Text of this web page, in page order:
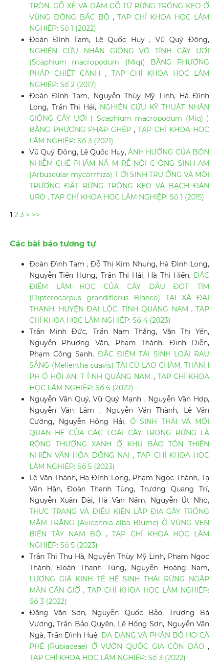
TRÒN, GỖ XẺ VÀ DĂM GỖ TỪ RỪNG TRỒNG KEO Ở
VÙNG ĐÔNG BẮC BỘ ,TẠP CHÍ KHOA HỌC LÂM
NGHIỆP: Số 1 (2022)
Đoàn Đình Tam, Lê Quốc Huy , Vũ Quý Đông,
NGHIÊN CỨU NHÂN GIỐNG VÔ TÍNH CÂY ƯƠI
(Scaphium macropodum (Miq)) BẰNG PHƯƠNG
PHÁP CHIẾT CÀNH ,TẠP CHÍ KHOA HỌC LÂM
NGHIỆP: Số 2 (2017)
Đoàn Đình Tam, Nguyễn Thùy Mỹ Linh, Hà Đình
Long, Trần Thị Hải, NGHIÊN CỨU KỸ THUẬT NHÂN
GIỐNG CÂY ƯƠI ( Scaphium macropodum (Miq) )
BẰNG PHƯƠNG PHÁP GHÉP ,TẠP CHÍ KHOA HỌC
LÂM NGHIỆP: Số 3 (2021)
Vũ Quý Đông, Lê Quốc Huy,ẢNH HƯỞNG CỦA BÓN
NHIỄM CHẾ PHẨM NẤ M RỄ NỘI C ỘNG SINH AM
(Arbuscular mycorrhiza) T ỚI SINH TRƯ ỞNG VÀ MÔI
TRƯỜNG ĐẤT RỪNG TRỒNG KEO VÀ BẠCH ĐÀN
URO , TẠP CHÍ KHOA HỌC LÂM NGHIỆP: Số 1 (2015)
1 2 3 > >>
Các bài báo tương tự
Đoàn Đình Tam , Đỗ Thị Kim Nhung, Hà Đình Long,
Nguyễn Tiến Hưng, Trần Thị Hải, Hà Thị Hiền,ĐẶC
ĐIỂM LÂM HỌC CỦA CÂY DẦU ĐỌT TÍM
(Dipterocarpus grandiflorus Blanco) TẠI XÃ ĐẠI
THẠNH, HUYỆN ĐẠI LỘC, TỈNH QUẢNG NAM ,TẠP
CHÍ KHOA HỌC LÂM NGHIỆP: Số 4 (2023)
Trần Minh Đức, Trần Nam Thắng, Văn Thị Yến,
Nguyễn Phương Văn, Phạm Thành, Đinh Diễn,
Phạm Công Sanh, ĐẶC ĐIỂM TÁI SINH LOÀI RAU
SẮNG (Melientha suavis) TẠI CÙ LAO CHÀM, THÀNH
PH Ố HỘI AN, T Ỉ NH QUẢNG NAM , TẠP CHÍ KHOA
HỌC LÂM NGHIỆP: Số 6 (2022)
Nguyễn Văn Quý, Vũ Quý Mạnh , Nguyễn Văn Hợp,
Nguyễn Văn Lâm , Nguyễn Văn Thành, Lê Văn
Cường, Nguyễn Hồng Hải, Ổ SINH THÁI VÀ MỐI
QUAN HỆ CỦA CÁC LOÀI CÂY TRONG RỪNG LÁ
RỘNG THƯỜNG XANH Ở KHU BẢO TỒN THIÊN
NHIÊN VĂN HÓA ĐỒNG NAI,TẠP CHÍ KHOA HỌC
LÂM NGHIỆP: Số 5 (2023)
Lê Văn Thành, Hạ Đình Long, Phạm Ngọc Thành, Tạ
Văn Hân, Đoàn Thanh Tùng, Trương Quang Trí,
Nguyễn Xuân Đài, Hà Văn Năm, Nguyễn Út Nhỏ,
THỰC TRẠNG VÀ ĐIỀU KIỆN LẬP ĐỊA GÂY TRỒNG
MẮM TRẮNG (Avicennia alba Blume) Ở VÙNG VEN
BIỂN TÂY NAM BỘ ,TẠP CHÍ KHOA HỌC LÂM
NGHIỆP: Số 5 (2023)
Trần Thị Thu Hà, Nguyễn Thùy Mỹ Linh, Phạm Ngọc
Thành, Đoàn Thanh Tùng, Nguyễn Hoàng Nam,
LƯỢNG GIÁ KINH TẾ HỆ SINH THÁI RỪNG NGẬP
MẶN CẦN GIỜ ,TẠP CHÍ KHOA HỌC LÂM NGHIỆP:
Số 3 (2022)
Đặng Văn Sơn, Nguyễn Quốc Bảo, Trương Bá
Vương, Trần Bảo Quyên, Lê Hồng Sơn, Nguyễn Văn
Ngà, Trần Đình Huệ, ĐA DẠNG VÀ PHÂN BỐ HỌ CÀ
PHÊ (Rubiaceae) Ở VƯỜN QUỐC GIA CÔN ĐẢO,
TẠP CHÍ KHOA HỌC LÂM NGHIỆP: Số 3 (2022)